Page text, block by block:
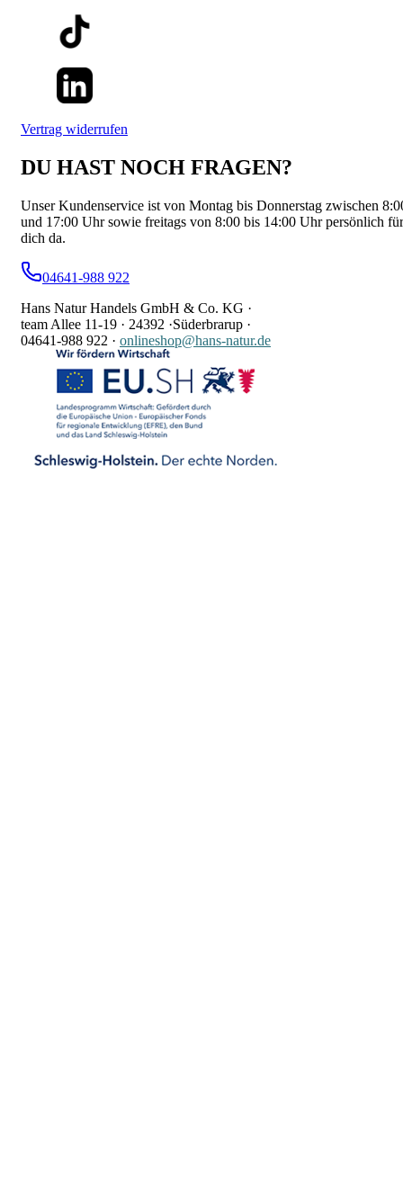
Vertrag widerrufen
DU HAST NOCH FRAGEN?
Unser Kundenservice ist von Montag bis Donnerstag zwischen
und 17:00 Uhr sowie freitags von 8:00 bis 14:00 Uhr persönlich für
dich da.
04641-988 922
Hans Natur Handels GmbH & Co. KG ·
team Allee 11-19 · 24392 ·Süderbrarup ·
04641-988 922 · onlineshop@hans-natur.de